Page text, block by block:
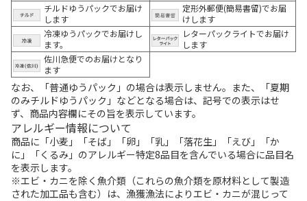
チルドゆうパックでお届け
します
定形外郵便(簡易書留)でお届
けします
冷凍ゆうパックでお届けし
ます。
レターパックライトでお届け
します
佐川急便でのお届けとなり
ます
なお、「普通ゆうパック」の場合は表示しません。また、「夏期
のみチルドゆうパック」などとなる場合は、記号での表示はせ
ず、商品内容欄にその旨を表示しています。
アレルギー情報について
商品に「小麦」「そば」「卵」「乳」「落花生」「えび」「か
に」「くるみ」のアレルギー特定8品目を含んでいる場合に品目名
を表示します。
※エビ・カニを除く魚介類（これらの魚介類を原材料として製造
された加工品も含む）は、漁獲漁法によりエビ・カニが混じって